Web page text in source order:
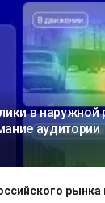
в наружной
аудитории